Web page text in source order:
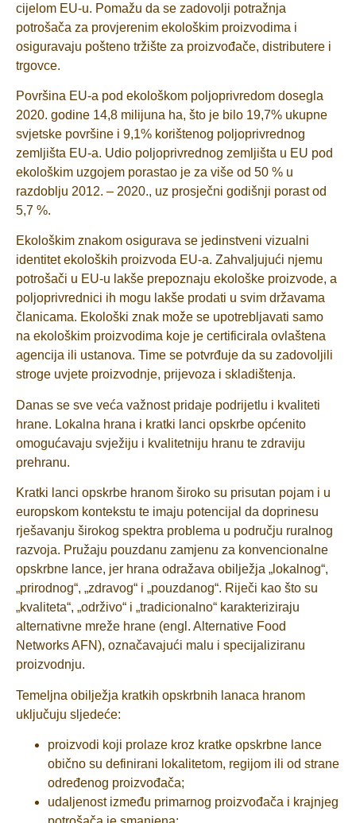
cijelom EU-u. Pomažu da se zadovolji potražnja
potrošača za provjerenim ekološkim proizvodima i
osiguravaju pošteno tržište za proizvođače, distributere i
trgovce.
Površina EU-a pod ekološkom poljoprivredom dosegla
2020. godine 14,8 milijuna ha, što je bilo 19,7% ukupne
svjetske površine i 9,1% korištenog poljoprivrednog
zemljišta EU-a. Udio poljoprivrednog zemljišta u EU pod
ekološkim uzgojem porastao je za više od 50 % u
razdoblju 2012. – 2020., uz prosječni godišnji porast od
5,7 %.
Ekološkim znakom osigurava se jedinstveni vizualni
identitet ekoloških proizvoda EU-a. Zahvaljujući njemu
potrošači u EU-u lakše prepoznaju ekološke proizvode, a
poljoprivrednici ih mogu lakše prodati u svim državama
članicama. Ekološki znak može se upotrebljavati samo
na ekološkim proizvodima koje je certificirala ovlaštena
agencija ili ustanova. Time se potvrđuje da su zadovoljili
stroge uvjete proizvodnje, prijevoza i skladištenja.
Danas se sve veća važnost pridaje podrijetlu i kvaliteti
hrane. Lokalna hrana i kratki lanci opskrbe općenito
omogućavaju svježiju i kvalitetniju hranu te zdraviju
prehranu.
Kratki lanci opskrbe hranom široko su prisutan pojam i u
europskom kontekstu te imaju potencijal da doprinesu
rješavanju širokog spektra problema u području ruralnog
razvoja. Pružaju pouzdanu zamjenu za konvencionalne
opskrbne lance, jer hrana odražava obilježja „lokalnog“,
„prirodnog“, „zdravog“ i „pouzdanog“. Riječi kao što su
„kvaliteta“, „održivo“ i „tradicionalno“ karakteriziraju
alternativne mreže hrane (engl. Alternative Food
Networks AFN), označavajući malu i specijaliziranu
proizvodnju.
Temeljna obilježja kratkih opskrbnih lanaca hranom
uključuju sljedeće:
proizvodi koji prolaze kroz kratke opskrbne lance
obično su definirani lokalitetom, regijom ili od strane
određenog proizvođača;
udaljenost između primarnog proizvođača i krajnjeg